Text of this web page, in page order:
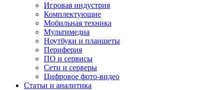
Игровая индустрия
Комплектующие
Мобильная техника
Мультимедиа
Ноутбуки и планшеты
Периферия
ПО и сервисы
Сети и серверы
Цифровое фото-видео
Статьи и аналитика